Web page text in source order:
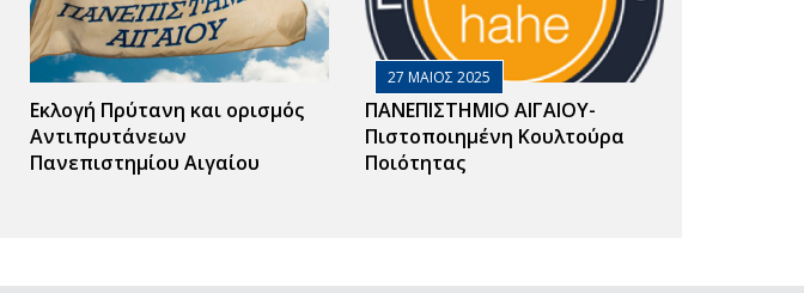
Εκλογή Πρύτανη και ορισμός
Αντιπρυτάνεων
Πανεπιστημίου Αιγαίου
27 ΜΑΙΟΣ 2025
ΠΑΝΕΠΙΣΤΗΜΙΟ ΑΙΓΑΙΟΥ-
Πιστοποιημένη Κουλτούρα
Ποιότητας